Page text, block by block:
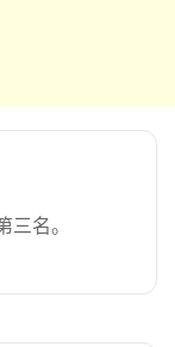
三名。